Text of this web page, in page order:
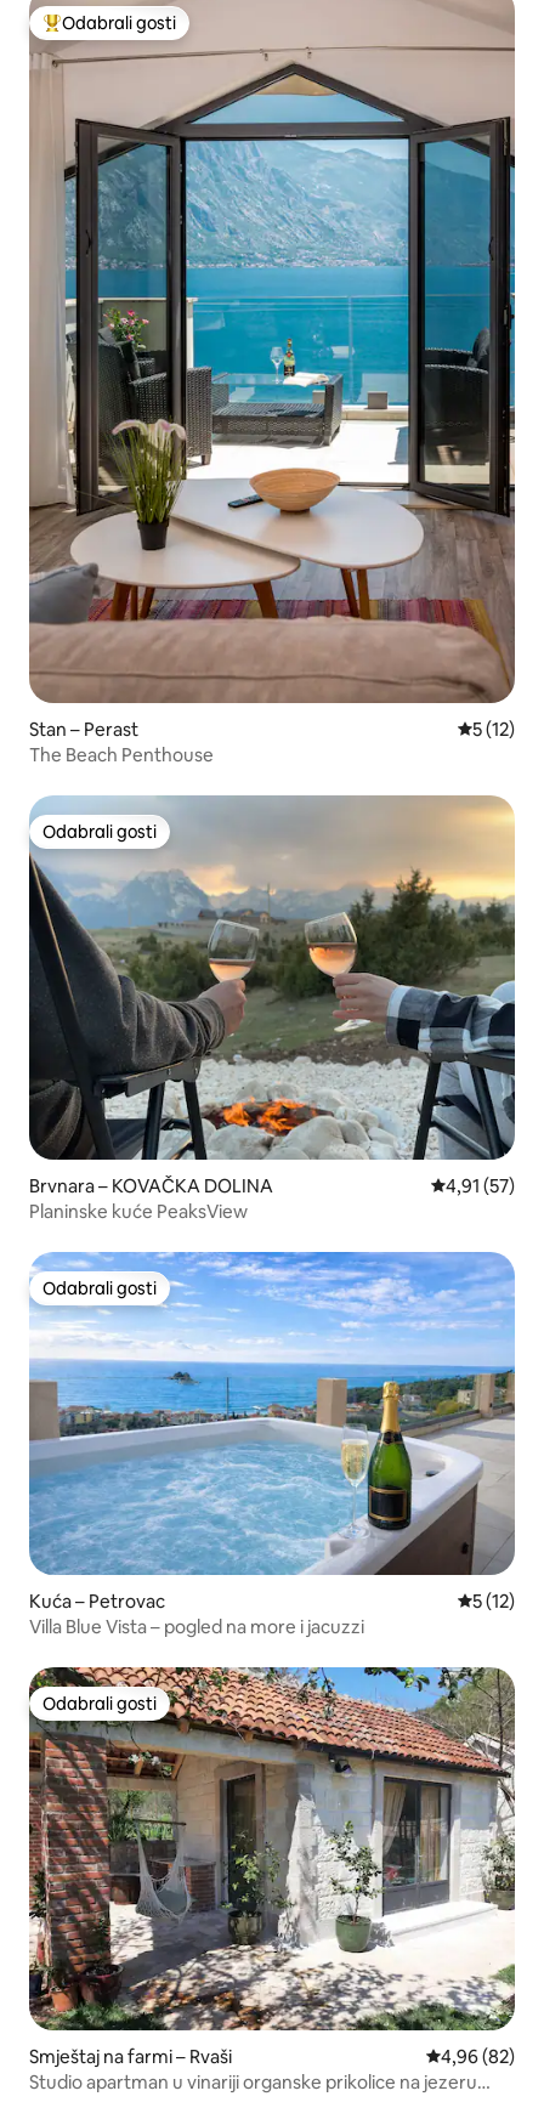
Među najviše rangiranima s oznakom „Odabrali gosti”
Odabrali gosti
Stan – Perast Prosječna
5 (12)
The Beach Penthouse
Odabrali gosti
Odabrali gosti
Brvnara – KOVAČKA DOLINA Prosječna
4,91 (57)
Planinske kuće PeaksView
Odabrali gosti
Odabrali gosti
Kuća – Petrovac Prosječna
5 (12)
Villa Blue Vista – pogled na more i jacuzzi
Odabrali gosti
Odabrali gosti
Smještaj na farmi – Rvaši Prosječna
4,96 (82)
Studio apartman u vinariji organske prikolice na jezeru